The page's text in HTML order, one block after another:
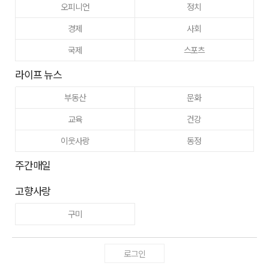
오피니언
정치
경제
사회
국제
스포츠
라이프 뉴스
부동산
문화
교육
건강
이웃사랑
동정
주간매일
고향사랑
구미
로그인